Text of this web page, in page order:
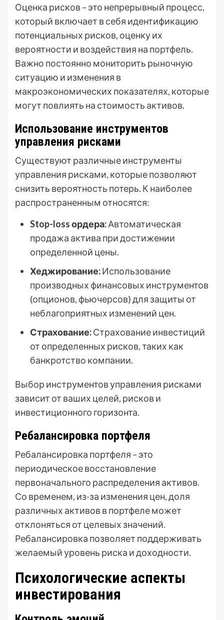
Оценка рисков – это непрерывный процесс,
который включает в себя идентификацию
потенциальных рисков, оценку их
вероятности и воздействия на портфель.
Важно постоянно мониторить рыночную
ситуацию и изменения в
макроэкономических показателях, которые
могут повлиять на стоимость активов.
Использование инструментов
управления рисками
Существуют различные инструменты
управления рисками, которые позволяют
снизить вероятность потерь. К наиболее
распространенным относятся:
Stop-loss ордера:Автоматическая
продажа актива при достижении
определенной цены.
Хеджирование:Использование
производных финансовых инструментов
(опционов, фьючерсов) для защиты от
неблагоприятных изменений цен.
Страхование:Страхование инвестиций
от определенных рисков, таких как
банкротство компании.
Выбор инструментов управления рисками
зависит от ваших целей, рисков и
инвестиционного горизонта.
Ребалансировка портфеля
Ребалансировка портфеля – это
периодическое восстановление
первоначального распределения активов.
Со временем, из-за изменения цен, доля
различных активов в портфеле может
отклоняться от целевых значений.
Ребалансировка позволяет поддерживать
желаемый уровень риска и доходности.
Психологические аспекты
инвестирования